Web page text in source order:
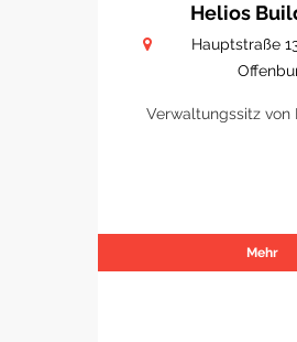
Helios
Hauptstraße
Verwaltungssitz von
Mehr